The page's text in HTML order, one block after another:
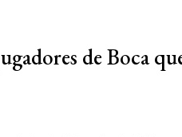
de Boca